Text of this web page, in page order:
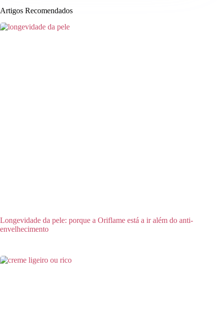
Artigos Recomendados
Longevidade da pele: porque a Oriflame está a ir além do anti-
envelhecimento